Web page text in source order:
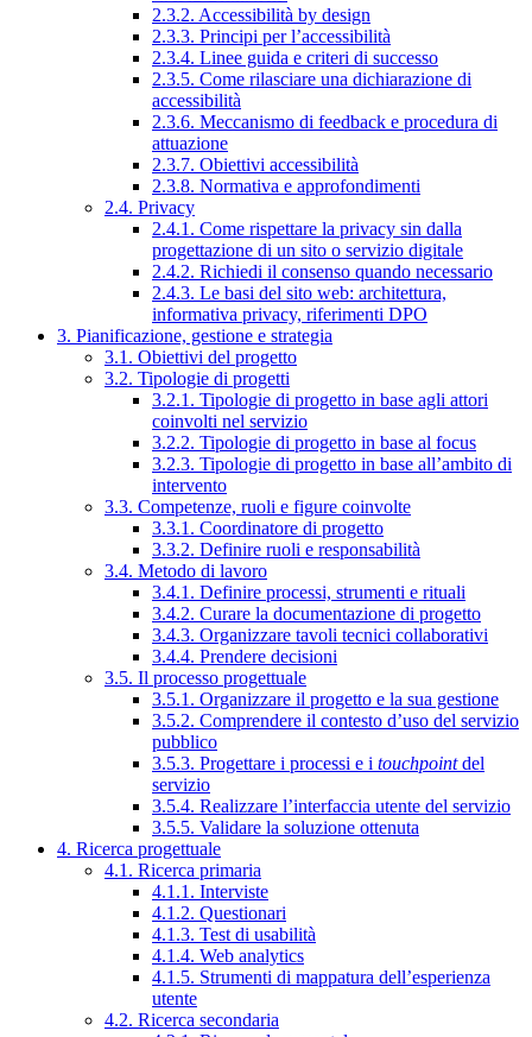
2.3.2. Accessibilità by design
2.3.3. Principi per l’accessibilità
2.3.4. Linee guida e criteri di successo
2.3.5. Come rilasciare una dichiarazione di
accessibilità
2.3.6. Meccanismo di feedback e procedura di
attuazione
2.3.7. Obiettivi accessibilità
2.3.8. Normativa e approfondimenti
2.4. Privacy
2.4.1. Come rispettare la privacy sin dalla
progettazione di un sito o servizio digitale
2.4.2. Richiedi il consenso quando necessario
2.4.3. Le basi del sito web: architettura,
informativa privacy, riferimenti DPO
3. Pianificazione, gestione e strategia
3.1. Obiettivi del progetto
3.2. Tipologie di progetti
3.2.1. Tipologie di progetto in base agli attori
coinvolti nel servizio
3.2.2. Tipologie di progetto in base al focus
3.2.3. Tipologie di progetto in base all’ambito di
intervento
3.3. Competenze, ruoli e figure coinvolte
3.3.1. Coordinatore di progetto
3.3.2. Definire ruoli e responsabilità
3.4. Metodo di lavoro
3.4.1. Definire processi, strumenti e rituali
3.4.2. Curare la documentazione di progetto
3.4.3. Organizzare tavoli tecnici collaborativi
3.4.4. Prendere decisioni
3.5. Il processo progettuale
3.5.1. Organizzare il progetto e la sua gestione
3.5.2. Comprendere il contesto d’uso del servizio
pubblico
3.5.3. Progettare i processi e i touchpointdel
servizio
3.5.4. Realizzare l’interfaccia utente del servizio
3.5.5. Validare la soluzione ottenuta
4. Ricerca progettuale
4.1. Ricerca primaria
4.1.1. Interviste
4.1.2. Questionari
4.1.3. Test di usabilità
4.1.4. Web analytics
4.1.5. Strumenti di mappatura dell’esperienza
utente
4.2. Ricerca secondaria